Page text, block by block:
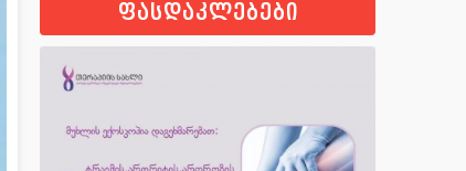
ფასდაკლებები